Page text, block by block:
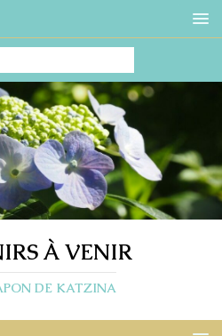
À VENIR
DE KATZINA